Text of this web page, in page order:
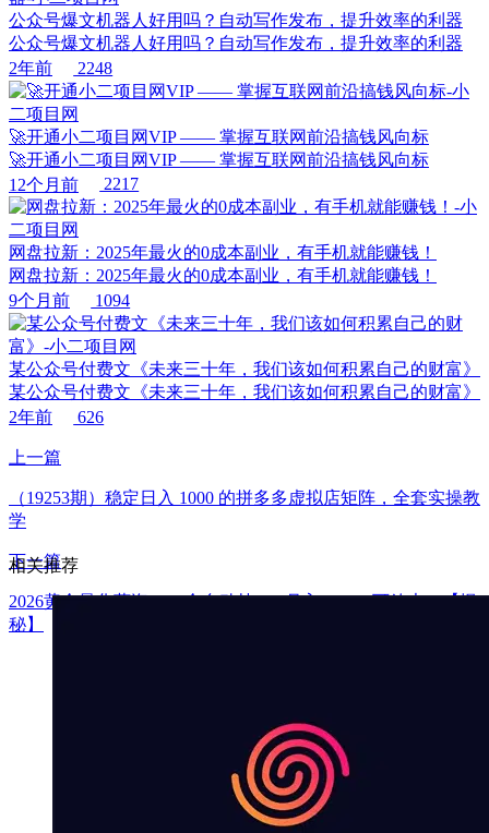
公众号爆文机器人好用吗？自动写作发布，提升效率的利器
公众号爆文机器人好用吗？自动写作发布，提升效率的利器
2年前
2248
🚀开通小二项目网VIP —— 掌握互联网前沿搞钱风向标
🚀开通小二项目网VIP —— 掌握互联网前沿搞钱风向标
12个月前
2217
网盘拉新：2025年最火的0成本副业，有手机就能赚钱！
网盘拉新：2025年最火的0成本副业，有手机就能赚钱！
9个月前
1094
某公众号付费文《未来三十年，我们该如何积累自己的财富》
某公众号付费文《未来三十年，我们该如何积累自己的财富》
2年前
626
上一篇
（19253期）稳定日入 1000 的拼多多虚拟店矩阵，全套实操教
学
下一篇
2026黄金量化蓝海：AI全自动挂G，月入1W+，可放大！【揭
秘】
相关推荐